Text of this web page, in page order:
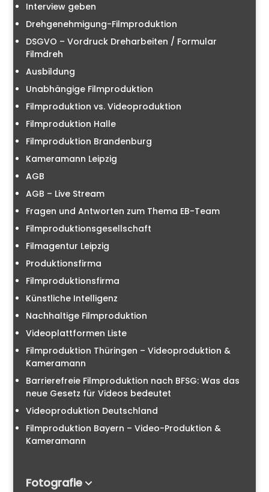
Interview geben
Drehgenehmigung-Filmproduktion
DSGVO – Vordruck Dreharbeiten / Formular
Filmdreh
Ausbildung
Unabhängige Filmproduktion
Filmproduktion vs. Videoproduktion
Filmproduktion Halle
Filmproduktion Brandenburg
Kameramann Leipzig
AGB
AGB – Live Stream
Fragen und Antworten zum Thema EB-Team
Filmproduktionsgesellschaft
Filmagentur Leipzig
Produktionsfirma
Filmproduktionsfirma
Künstliche Intelligenz
Nachhaltige Filmproduktion
Videoplattformen Liste
Filmproduktion Thüringen – Videoproduktion &
Kameramann
Barrierefreie Filmproduktion nach BFSG: Was das
neue Gesetz für Videos bedeutet
Videoproduktion Deutschland
Filmproduktion Bayern – Video-Produktion &
Kameramann
Fotografie